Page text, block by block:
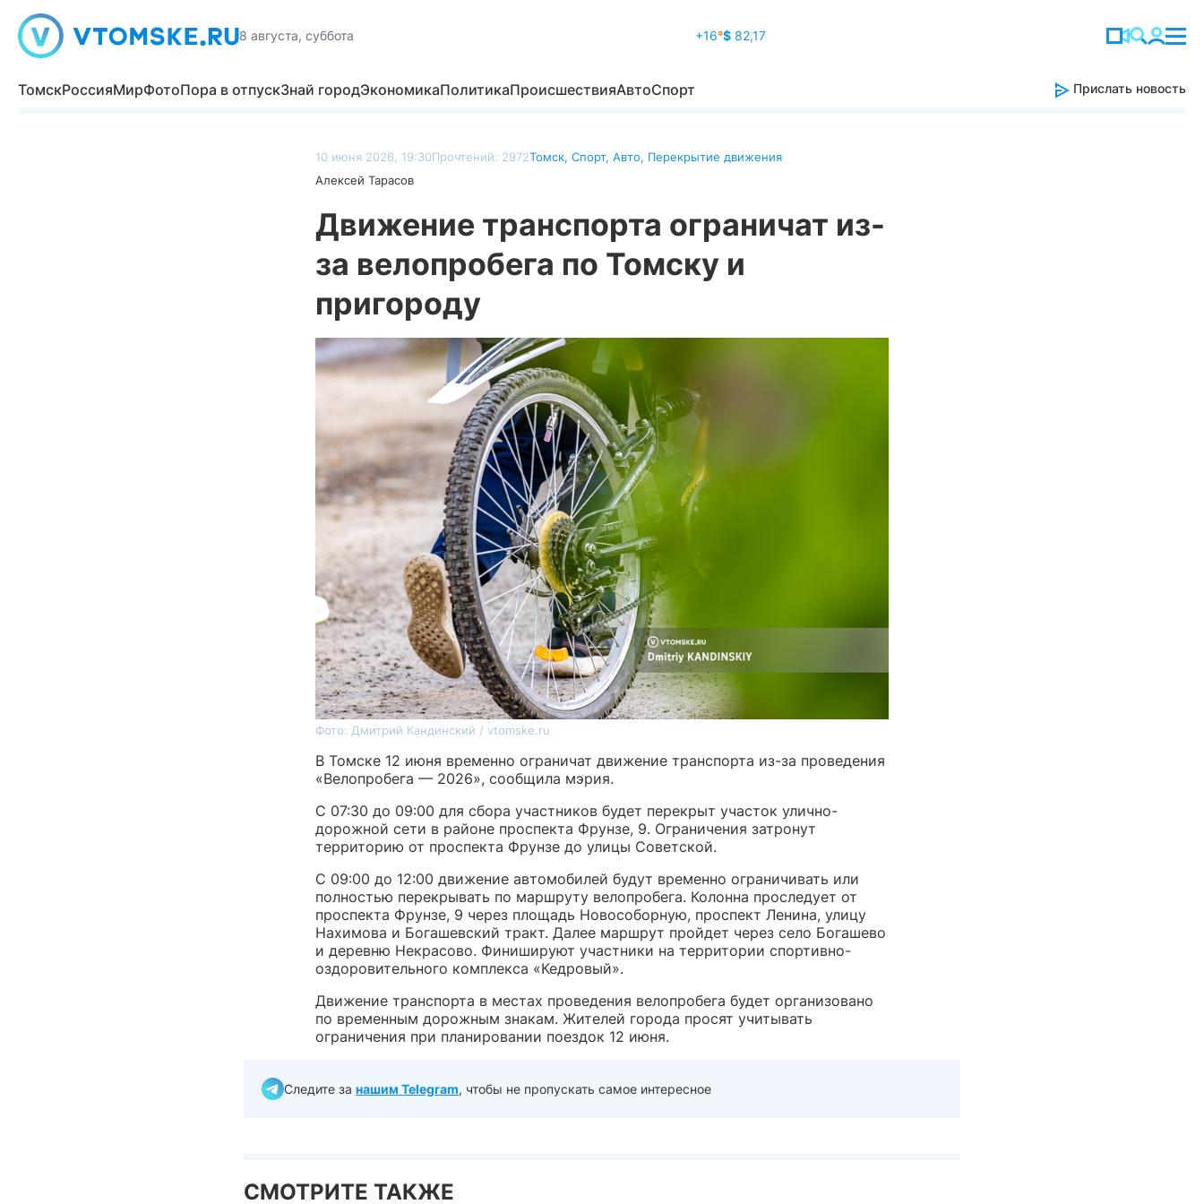
8 августа, суббота +16°$82,17
ТомскРоссияМирФотоПора в отпускЗнай городЭкономикаПолитикаПроисшествияАвтоСпорт Прислать новость
10 июня 2026, 19:30Прочтений: 2972Томск, Спорт, Авто, Перекрытие движения
Алексей Тарасов
Движение транспорта ограничат из-
за велопробега по Томску и
пригороду
Фото: Дмитрий Кандинский / vtomske.ru
В Томске 12 июня временно ограничат движение транспорта из-за проведения
«Велопробега — 2026», сообщила мэрия.
С 07:30 до 09:00 для сбора участников будет перекрыт участок улично-
дорожной сети в районе проспекта Фрунзе, 9. Ограничения затронут
территорию от проспекта Фрунзе до улицы Советской.
С 09:00 до 12:00 движение автомобилей будут временно ограничивать или
полностью перекрывать по маршруту велопробега. Колонна проследует от
проспекта Фрунзе, 9 через площадь Новособорную, проспект Ленина, улицу
Нахимова и Богашевский тракт. Далее маршрут пройдет через село Богашево
и деревню Некрасово. Финишируют участники на территории спортивно-
оздоровительного комплекса «Кедровый».
Движение транспорта в местах проведения велопробега будет организовано
по временным дорожным знакам. Жителей города просят учитывать
ограничения при планировании поездок 12 июня.
Следите за нашим Telegram, чтобы не пропускать самое интересное
СМОТРИТЕ ТАКЖЕ